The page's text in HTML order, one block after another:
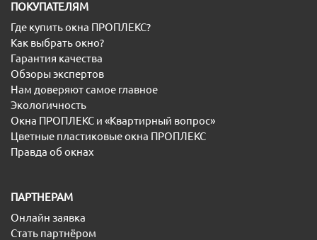
ПОКУПАТЕЛЯМ
Где купить окна ПРОПЛЕКС?
Как выбрать окно?
Гарантия качества
Обзоры экспертов
Нам доверяют самое главное
Экологичность
Окна ПРОПЛЕКС и «Квартирный вопрос»
Цветные пластиковые окна ПРОПЛЕКС
Правда об окнах
ПАРТНЕРАМ
Онлайн заявка
Стать партнёром